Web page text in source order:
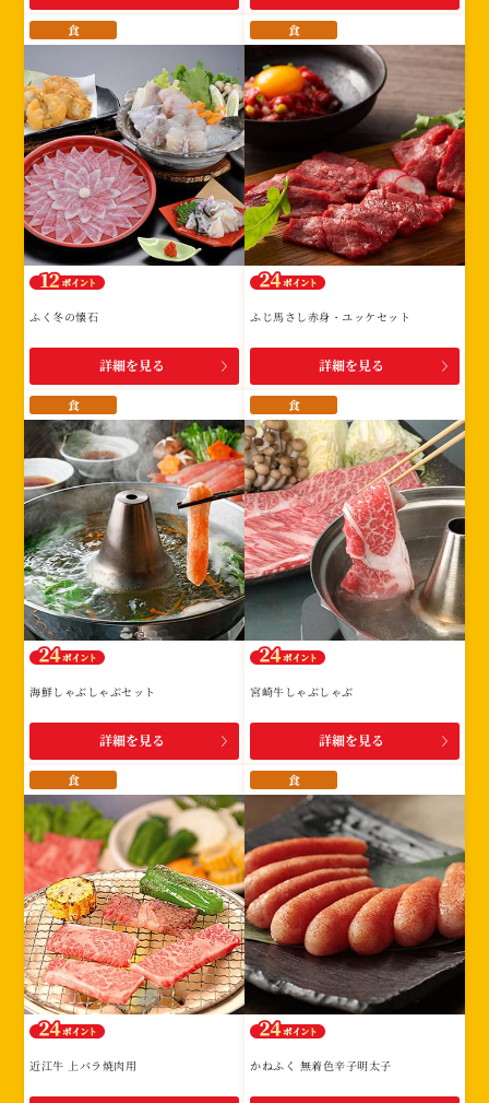
食
ふく冬の懐石
詳細を見る
食
ふじ馬さし赤身・ユッケセット
詳細を見る
食
海鮮しゃぶしゃぶセット
詳細を見る
食
宮崎牛しゃぶしゃぶ
詳細を見る
食
近江牛 上バラ焼肉用
食
かねふく 無着色辛子明太子